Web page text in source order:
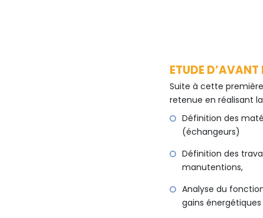
ETUDE D’AVANT
Suite à cette première
retenue en réalisant
Définition des
(échangeurs)
Définition des
manutentions,
Analyse du
gains